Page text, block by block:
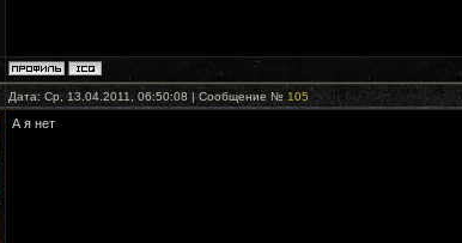
Дата: Ср, 13.04.2011, 06:50:08 | Сообщение № 105
А я нет